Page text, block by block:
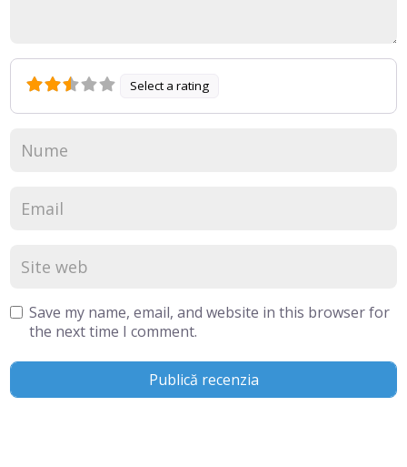
Select a rating
Save my name, email, and website in this browser for
the next time I comment.